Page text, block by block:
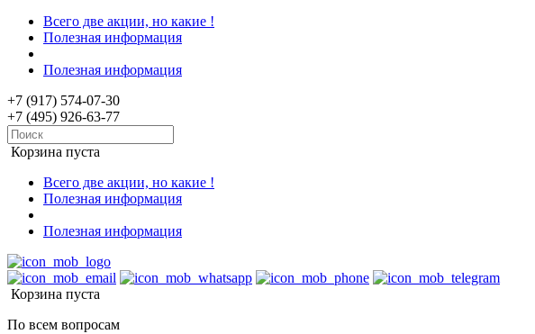
Всего две акции, но какие !
Полезная информация
Полезная информация
+7 (917) 574-07-30
+7 (495) 926-63-77
Корзина пуста
Всего две акции, но какие !
Полезная информация
Полезная информация
Корзина пуста
По всем вопросам